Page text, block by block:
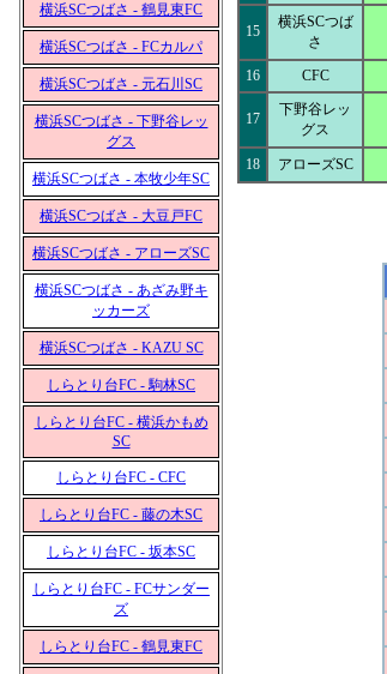
横浜SCつばさ - 鶴見東FC
横浜SCつばさ - FCカルパ
横浜SCつばさ - 元石川SC
横浜SCつばさ - 下野谷レッ
グス
横浜SCつばさ - 本牧少年SC
横浜SCつばさ - 大豆戸FC
横浜SCつばさ - アローズSC
横浜SCつばさ - あざみ野キ
ッカーズ
横浜SCつばさ - KAZU SC
しらとり台FC - 駒林SC
しらとり台FC - 横浜かもめ
SC
しらとり台FC - CFC
しらとり台FC - 藤の木SC
しらとり台FC - 坂本SC
しらとり台FC - FCサンダー
ズ
しらとり台FC - 鶴見東FC
15
横浜SCつば
さ
16 CFC
17
下野谷レッ
グス
18 アローズSC